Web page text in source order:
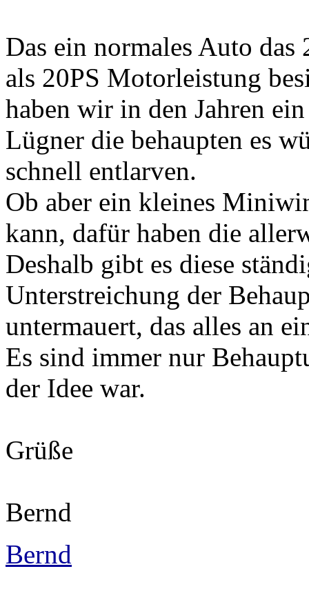
Das ein normales Auto
als 20PS Motorleistung
haben wir in den Jahren
Lügner die behaupten es
schnell entlarven.
Ob aber ein kleines
kann, dafür haben die
Deshalb gibt es diese
Unterstreichung der
untermauert, das alles an
Es sind immer nur
der Idee war.
Grüße
Bernd
Bernd